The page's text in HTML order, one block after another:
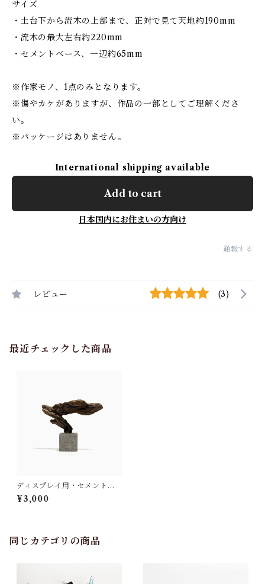
サイズ
・土台下から流木の上部まで、正対で見て天地約190mm
・流木の最大左右約220mm
・セメントベース、一辺約65mm
※作家モノ、1点のみとなります。
※傷やカケがありますが、作品の一部としてご理解くださ
い。
※パッケージはありません。
International shipping available
Add to cart
日本国内にお住まいの方向け
通報する
レビュー (3)
最近チェックした商品
ディスプレイ用・セメント＆
流木
¥3,000
同じカテゴリの商品